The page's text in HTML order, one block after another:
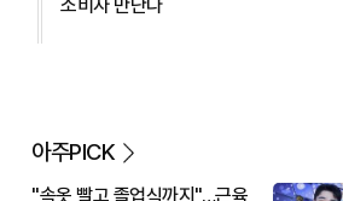
소비자 만난다
아주PICK
"속옷 빨고 졸업식까지"…근육